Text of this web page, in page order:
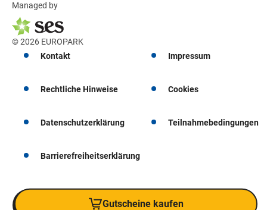
Managed by
© 2026 EUROPARK
Kontakt
Impressum
Rechtliche Hinweise Cookies
Datenschutzerklärung Teilnahmebedingungen
Barrierefreiheitserklärung
Gutscheine kaufen